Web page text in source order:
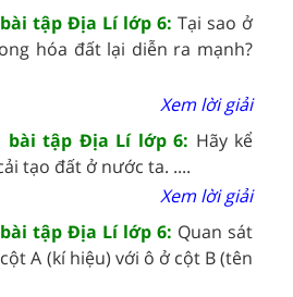
tập Địa Lí lớp 6: Tại sao ở
hóa đất lại diễn ra mạnh?
Xem lời giải
bài tập Địa Lí lớp 6: Hãy kể
tạo đất ở nước ta. ....
Xem lời giải
tập Địa Lí lớp 6: Quan sát
A (kí hiệu) với ô ở cột B (tên